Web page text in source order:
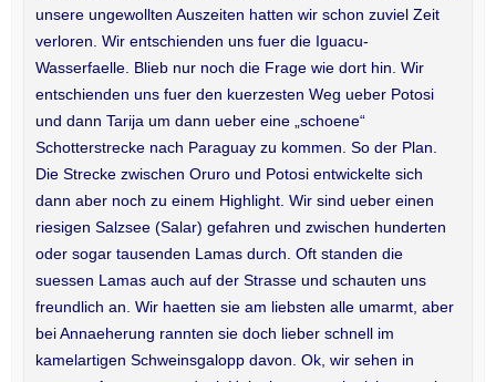
unsere ungewollten Auszeiten hatten wir schon zuviel Zeit
verloren. Wir entschienden uns fuer die Iguacu-
Wasserfaelle. Blieb nur noch die Frage wie dort hin. Wir
entschienden uns fuer den kuerzesten Weg ueber Potosi
und dann Tarija um dann ueber eine „schoene“
Schotterstrecke nach Paraguay zu kommen. So der Plan.
Die Strecke zwischen Oruro und Potosi entwickelte sich
dann aber noch zu einem Highlight. Wir sind ueber einen
riesigen Salzsee (Salar) gefahren und zwischen hunderten
oder sogar tausenden Lamas durch. Oft standen die
suessen Lamas auch auf der Strasse und schauten uns
freundlich an. Wir haetten sie am liebsten alle umarmt, aber
bei Annaeherung rannten sie doch lieber schnell im
kamelartigen Schweinsgalopp davon. Ok, wir sehen in